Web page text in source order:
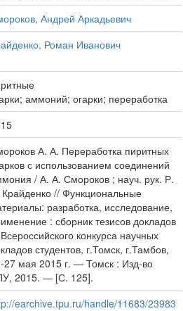
Андрей Аркадьевич
Роман Иванович
аммоний; огарки; переработка
А. А. Переработка пиритных
с использованием соединений
/ А. А. Смороков ; науч. рук. Р.
// Функциональные
разработка, исследование,
: сборник тезисов докладов
конкурса научных
студентов, г.Томск, г.Тамбов,
27 мая 2015 г. — Томск : Изд-во
2015. — [С. 125].
earchive.tpu.ru/handle/11683/23983